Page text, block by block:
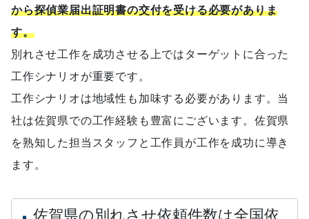
から探偵業届出証明書の交付を受ける必要がありま
す。
別れさせ工作を成功させる上ではターゲットに合った
工作シナリオが重要です。
工作シナリオは地域性も加味する必要があります。当
社は佐賀県での工作経験も豊富にございます。佐賀県
を熟知した担当スタッフと工作員が工作を成功に導き
ます。
佐賀県の別れさせ依頼件数は全国依